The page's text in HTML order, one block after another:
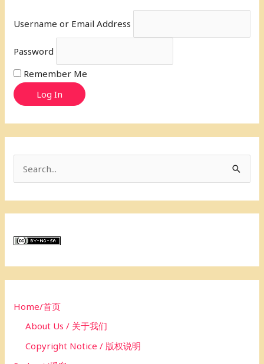
Username or Email Address
Password
Remember Me
Log In
c
rHome/首页
About Us / 关于我们
Copyright Notice / 版权说明